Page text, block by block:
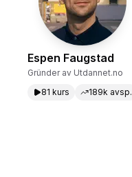
Espen Faugstad
Gründer av Utdannet.no
81 kurs 189k avsp.